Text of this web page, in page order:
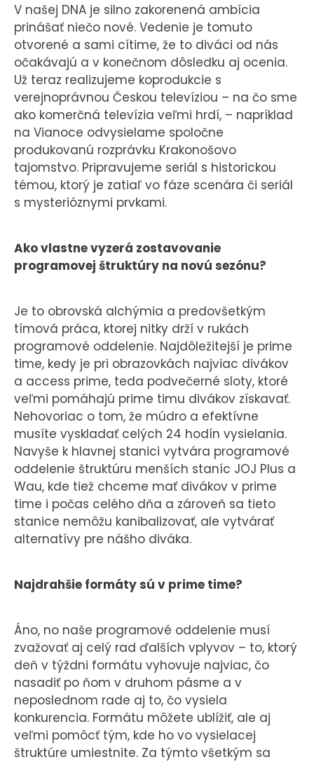
V našej DNA je silno zakorenená ambícia
prinášať niečo nové. Vedenie je tomuto
otvorené a sami cítime, že to diváci od nás
očakávajú a v konečnom dôsledku aj ocenia.
Už teraz realizujeme koprodukcie s
verejnoprávnou Českou televíziou – na čo sme
ako komerčná televízia veľmi hrdí, – napríklad
na Vianoce odvysielame spoločne
produkovanú rozprávku Krakonošovo
tajomstvo. Pripravujeme seriál s historickou
témou, ktorý je zatiaľ vo fáze scenára či seriál
s mysterióznymi prvkami.
Ako vlastne vyzerá zostavovanie
programovej štruktúry na novú sezónu?
Je to obrovská alchýmia a predovšetkým
tímová práca, ktorej nitky drží v rukách
programové oddelenie. Najdôležitejší je prime
time, kedy je pri obrazovkách najviac divákov
a access prime, teda podvečerné sloty, ktoré
veľmi pomáhajú prime timu divákov získavať.
Nehovoriac o tom, že múdro a efektívne
musíte vyskladať celých 24 hodín vysielania.
Navyše k hlavnej stanici vytvára programové
oddelenie štruktúru menších staníc JOJ Plus a
Wau, kde tiež chceme mať divákov v prime
time i počas celého dňa a zároveň sa tieto
stanice nemôžu kanibalizovať, ale vytvárať
alternatívy pre nášho diváka.
Najdrahšie formáty sú v prime time?
Áno, no naše programové oddelenie musí
zvažovať aj celý rad ďalších vplyvov – to, ktorý
deň v týždni formátu vyhovuje najviac, čo
nasadiť po ňom v druhom pásme a v
neposlednom rade aj to, čo vysiela
konkurencia. Formátu môžete ublížiť, ale aj
veľmi pomôcť tým, kde ho vo vysielacej
štruktúre umiestnite. Za týmto všetkým sa